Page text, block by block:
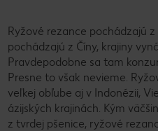
Ryžové rezance pochádzajú
pochádzajú z Číny, krajiny
Pravdepodobne sa tam
Presne to však nevieme.
veľkej obľube aj v Indonézii,
ázijských krajinách. Kým
z tvrdej pšenice, ryžové